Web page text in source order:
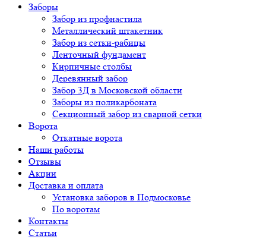
Заборы
Забор из профнастила
Металлический штакетник
Забор из сетки-рабицы
Ленточный фундамент
Кирпичные столбы
Деревянный забор
Забор 3Д в Московской области
Заборы из поликарбоната
Секционный забор из сварной сетки
Ворота
Откатные ворота
Наши работы
Отзывы
Акции
Доставка и оплата
Установка заборов в Подмосковье
По воротам
Контакты
Статьи